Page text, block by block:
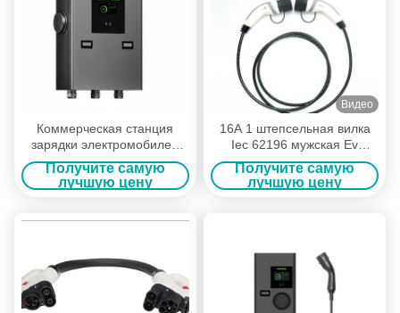
Коммерческая станция
зарядки электромобилей
OCPP Wallbox мощностью
22 кВт с управлением
умной сетью
Получите самую
лучшую цену
Видео
16A 1 штепсельная вилка
Iec 62196 мужская Ev
участка 5m для типа 2
стороны зарядной станции
к кабелю заряжателя ev
Получите самую
лучшую цену